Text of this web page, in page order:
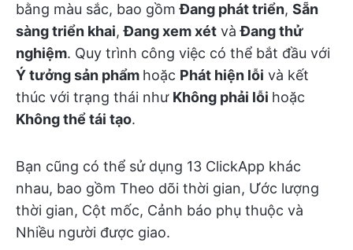
bằng màu sắc, bao gồmĐang phát triển, Sẵn
sàng triển khai,Đang xem xét vàĐang thử
nghiệm. Quy trình công việc có thể bắt đầu với
Ý tưởng sản phẩm hoặc Phát hiện lỗi và kết
thúc với trạng thái như Không phải lỗi hoặc
Không thể tái tạo.
Bạn cũng có thể sử dụng 13 ClickApp khác
nhau, bao gồm Theo dõi thời gian, Ước lượng
thời gian, Cột mốc, Cảnh báo phụ thuộc và
Nhiều người được giao.